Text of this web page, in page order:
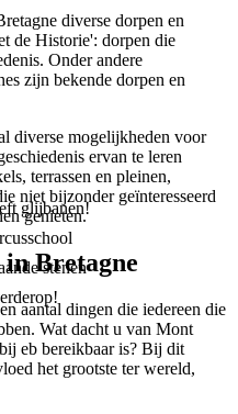
diverse dorpen en
de Historie': dorpen die
Onder andere
zijn bekende dorpen en
diverse mogelijkheden voor
ervan te leren
terrassen en pleinen,
niet bijzonder geïnteresseerd
genieten.
in Bretagne
aantal dingen die iedereen die
Wat dacht u van Mont
eb bereikbaar is? Bij dit
het grootste ter wereld,
glijbanen!
stenen